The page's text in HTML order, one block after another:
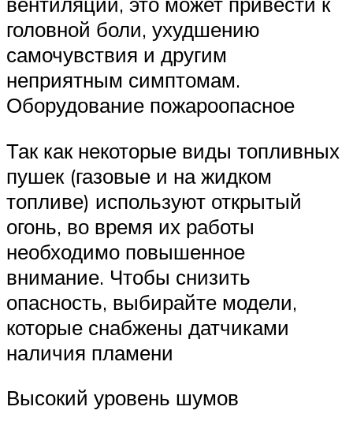
головной боли, ухудшению
самочувствия и другим
неприятным симптомам.
Оборудование пожароопасное
Так как некоторые виды топливных
пушек (газовые и на жидком
топливе) используют открытый
огонь, во время их работы
необходимо повышенное
внимание. Чтобы снизить
опасность, выбирайте модели,
которые снабжены датчиками
наличия пламени
Высокий уровень шумов